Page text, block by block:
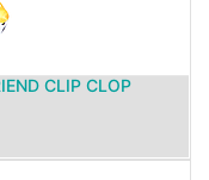
CLIP CLOP